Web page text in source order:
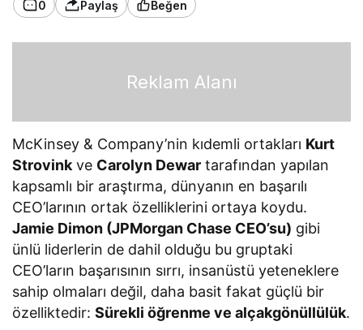
0 Paylaş Beğen
Reklam Alanı
McKinsey & Company’nin kıdemli ortakları Kurt
Strovink ve Carolyn Dewar tarafından yapılan
kapsamlı bir araştırma, dünyanın en başarılı
CEO’larının ortak özelliklerini ortaya koydu.
Jamie Dimon (JPMorgan Chase CEO’su) gibi
ünlü liderlerin de dahil olduğu bu gruptaki
CEO’ların başarısının sırrı, insanüstü yeteneklere
sahip olmaları değil, daha basit fakat güçlü bir
özelliktedir:Sürekli öğrenme ve alçakgönüllülük.